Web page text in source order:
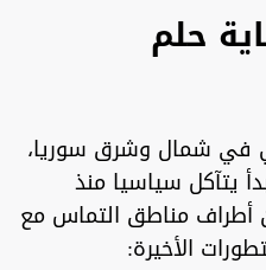
حلم
في شمال وشرق سوريا،
بين 2015–2021، بدأ يتآكل سياسيا منذ
أطراف مناطق التماس مع
الأخيرة: